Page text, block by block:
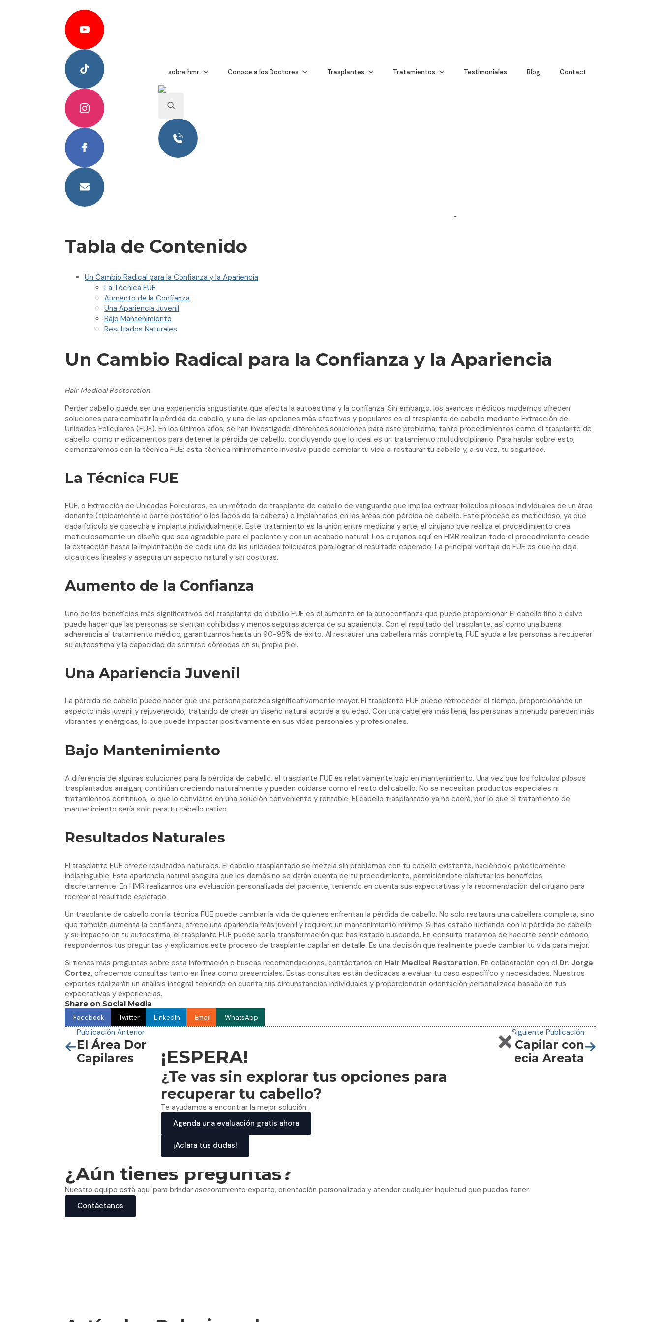
Search
for:
sobre hmr Conoce a los Doctores Trasplantes Tratamientos Testimoniales Blog Contact
Search
for:
Transformando Vidas con Trasplantes de
Cabello FUE
HMR Blog
Tabla de Contenido
Un Cambio Radical para la Confianza y la Apariencia
La Técnica FUE
Aumento de la Confianza
Una Apariencia Juvenil
Bajo Mantenimiento
Resultados Naturales
Un Cambio Radical para la Confianza y la Apariencia
Hair Medical Restoration
Perder cabello puede ser una experiencia angustiante que afecta la autoestima y la confianza. Sin embargo, los avances médicos modernos ofrecen
soluciones para combatir la pérdida de cabello, y una de las opciones más efectivas y populares es el trasplante de cabello mediante Extracción de
Unidades Foliculares (FUE). En los últimos años, se han investigado diferentes soluciones para este problema, tanto procedimientos como el trasplante de
cabello, como medicamentos para detener la pérdida de cabello, concluyendo que lo ideal es un tratamiento multidisciplinario. Para hablar sobre esto,
comenzaremos con la técnica FUE; esta técnica mínimamente invasiva puede cambiar tu vida al restaurar tu cabello y, a su vez, tu seguridad.
La Técnica FUE
FUE, o Extracción de Unidades Foliculares, es un método de trasplante de cabello de vanguardia que implica extraer folículos pilosos individuales de un área
donante (típicamente la parte posterior o los lados de la cabeza) e implantarlos en las áreas con pérdida de cabello. Este proceso es meticuloso, ya que
cada folículo se cosecha e implanta individualmente. Este tratamiento es la unión entre medicina y arte; el cirujano que realiza el procedimiento crea
meticulosamente un diseño que sea agradable para el paciente y con un acabado natural. Los cirujanos aquí en HMR realizan todo el procedimiento desde
la extracción hasta la implantación de cada una de las unidades foliculares para lograr el resultado esperado. La principal ventaja de FUE es que no deja
cicatrices lineales y asegura un aspecto natural y sin costuras.
Aumento de la Confianza
Uno de los beneficios más significativos del trasplante de cabello FUE es el aumento en la autoconfianza que puede proporcionar. El cabello fino o calvo
puede hacer que las personas se sientan cohibidas y menos seguras acerca de su apariencia. Con el resultado del trasplante, así como una buena
adherencia al tratamiento médico, garantizamos hasta un 90-95% de éxito. Al restaurar una cabellera más completa, FUE ayuda a las personas a recuperar
su autoestima y la capacidad de sentirse cómodas en su propia piel.
Una Apariencia Juvenil
La pérdida de cabello puede hacer que una persona parezca significativamente mayor. El trasplante FUE puede retroceder el tiempo, proporcionando un
aspecto más juvenil y rejuvenecido, tratando de crear un diseño natural acorde a su edad. Con una cabellera más llena, las personas a menudo parecen más
vibrantes y enérgicas, lo que puede impactar positivamente en sus vidas personales y profesionales.
Bajo Mantenimiento
A diferencia de algunas soluciones para la pérdida de cabello, el trasplante FUE es relativamente bajo en mantenimiento. Una vez que los folículos pilosos
trasplantados arraigan, continúan creciendo naturalmente y pueden cuidarse como el resto del cabello. No se necesitan productos especiales ni
tratamientos continuos, lo que lo convierte en una solución conveniente y rentable. El cabello trasplantado ya no caerá, por lo que el tratamiento de
mantenimiento sería solo para tu cabello nativo.
Resultados Naturales
El trasplante FUE ofrece resultados naturales. El cabello trasplantado se mezcla sin problemas con tu cabello existente, haciéndolo prácticamente
indistinguible. Esta apariencia natural asegura que los demás no se darán cuenta de tu procedimiento, permitiéndote disfrutar los beneficios
discretamente. En HMR realizamos una evaluación personalizada del paciente, teniendo en cuenta sus expectativas y la recomendación del cirujano para
recrear el resultado esperado.
Un trasplante de cabello con la técnica FUE puede cambiar la vida de quienes enfrentan la pérdida de cabello. No solo restaura una cabellera completa, sino
que también aumenta la confianza, ofrece una apariencia más juvenil y requiere un mantenimiento mínimo. Si has estado luchando con la pérdida de cabello
y su impacto en tu autoestima, el trasplante FUE puede ser la transformación que has estado buscando. En consulta tratamos de hacerte sentir cómodo,
respondemos tus preguntas y explicamos este proceso de trasplante capilar en detalle. Es una decisión que realmente puede cambiar tu vida para mejor.
Si tienes más preguntas sobre esta información o buscas recomendaciones, contáctanos en Hair Medical Restoration. En colaboración con el Dr. Jorge
Cortez, ofrecemos consultas tanto en línea como presenciales. Estas consultas están dedicadas a evaluar tu caso específico y necesidades. Nuestros
expertos realizarán un análisis integral teniendo en cuenta tus circunstancias individuales y proporcionarán orientación personalizada basada en tus
expectativas y experiencias.
Share on Social Media
Facebook Twitter LinkedIn Email WhatsApp
Publicación Anterior
El Área Donante en los Trasplantes de
Capilares
Siguiente Publicación
Beneficios de la Mesoterapia Capilar con
Triamcinolona en la Alopecia Areata
¿Aún tienes preguntas?
Nuestro equipo está aquí para brindar asesoramiento experto, orientación personalizada y atender cualquier inquietud que puedas tener.
Contáctanos
¡ESPERA!
¿Te vas sin explorar tus opciones para
recuperar tu cabello?
Te ayudamos a encontrar la mejor solución.
Agenda una evaluación gratis ahora
¡Aclara tus dudas!